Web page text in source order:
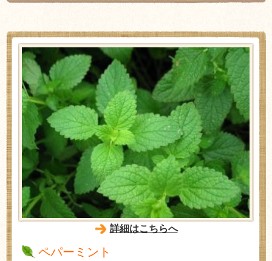
詳細はこちらへ
ペパーミント